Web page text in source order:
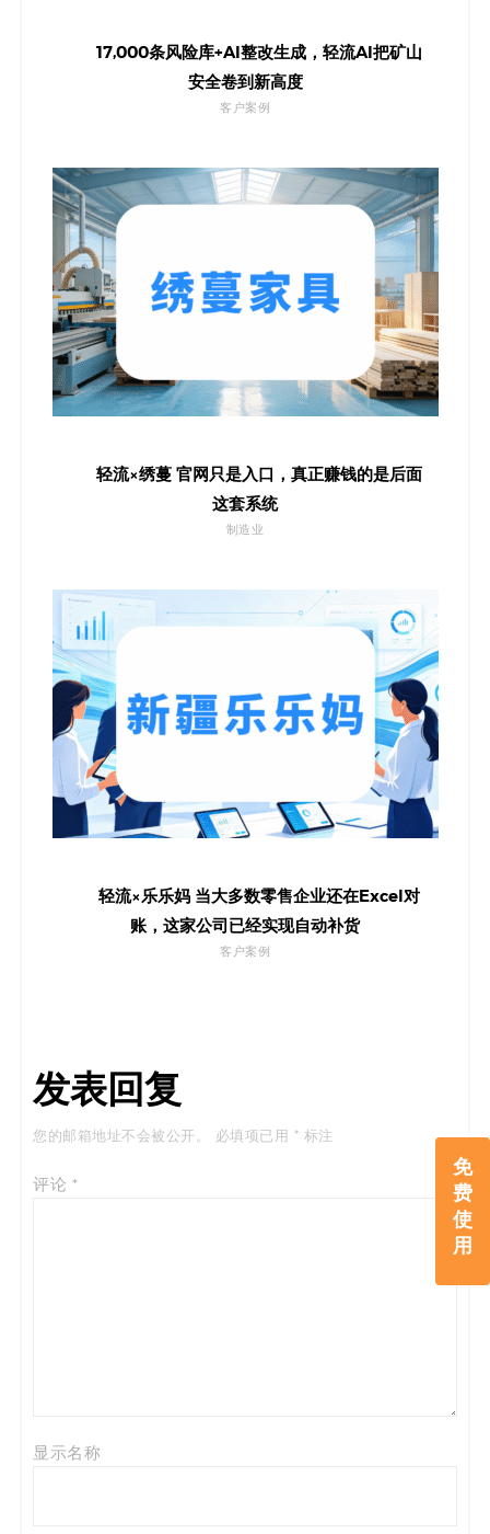
免
费
使
用
17,000条风险库+AI整改生成，轻流AI把矿山
安全卷到新高度
客户案例
轻流×绣蔓 官网只是入口，真正赚钱的是后面
这套系统
制造业
轻流×乐乐妈 当大多数零售企业还在Excel对
账，这家公司已经实现自动补货
客户案例
发表回复
您的邮箱地址不会被公开。 必填项已用 * 标注
评论 *
显示名称